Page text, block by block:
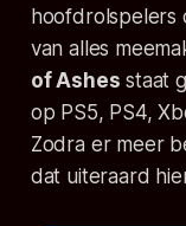
hoofdrolspelers
van alles
of Ashes staat
op PS5, PS4,
Zodra er meer
dat uiteraard